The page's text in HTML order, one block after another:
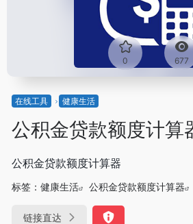
0 677
在线工具 健康生活
公积金贷款额度计算
公积金贷款额度计算器
标签： 健康生活 公积金贷款额度计算器
链接直达